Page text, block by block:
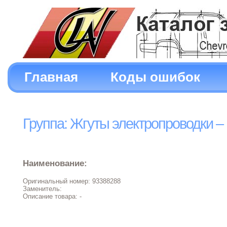
Главная Коды ошибок
Группа: Жгуты электропроводки –
Наименование:
Оригинальный номер: 93388288
Заменитель:
Описание товара: -